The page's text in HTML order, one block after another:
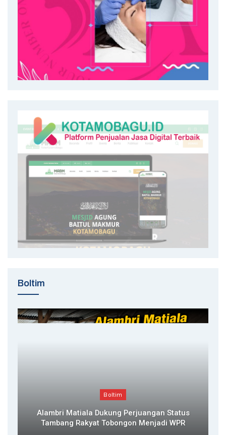
Boltim
Boltim
Alambri Matiala Dukung Perjuangan Status
Tambang Rakyat Tobongon Menjadi WPR